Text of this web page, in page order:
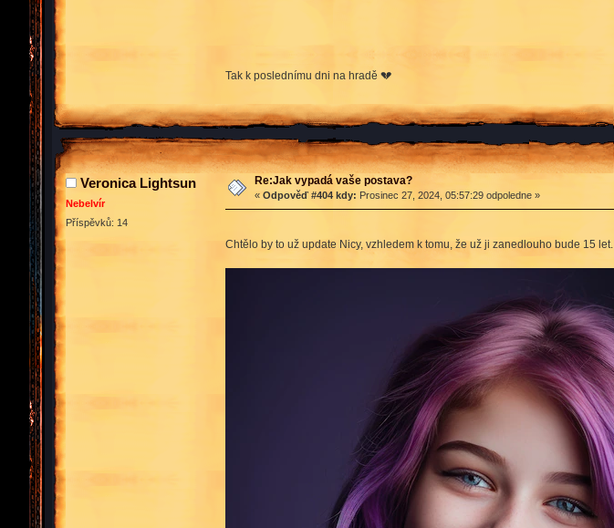
Tak k poslednímu dni na hradě 💔
Veronica Lightsun
Nebelvír
Příspěvků: 14
Re:Jak vypadá vaše postava?
« Odpověď #404 kdy: Prosinec 27, 2024, 05:57:29 odpoledne »
Chtělo by to už update Nicy, vzhledem k tomu, že už ji zanedlouho bude 15 let.